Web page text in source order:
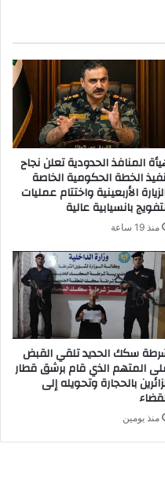
المنافذ الحدودية تعلن نجاح
الخطة الحكومية الخاصة
الأربعينية واختتام عمليات
بانسيابية عالية
منذ 19 ساعة
سكك الحديد تلقي القبض
المتهم الذي قام برشق قطار
بالحجارة وتحويله إلى
منذ يومين